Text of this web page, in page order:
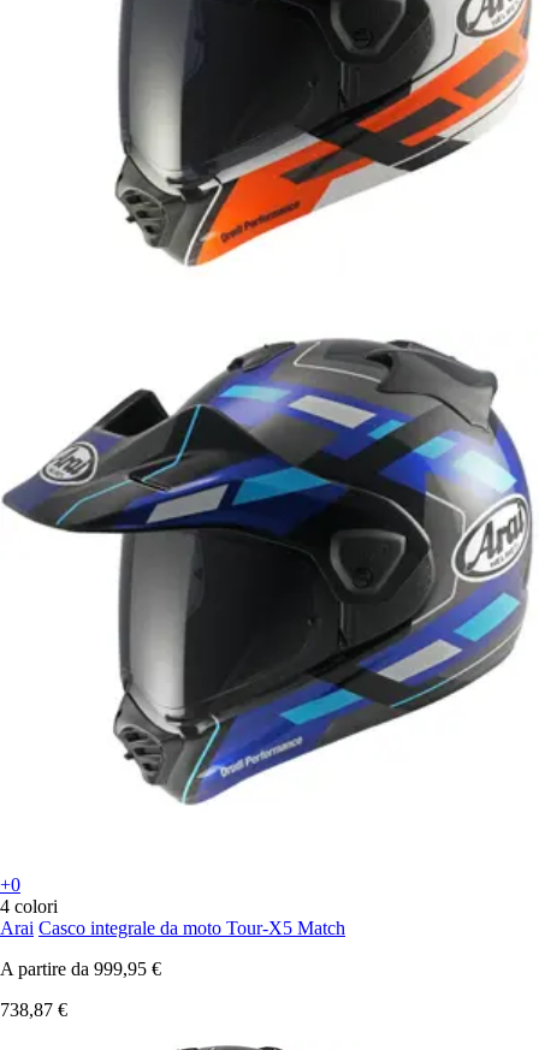
+0
4 colori
Arai Casco integrale da moto Tour-X5 Match
A partire da 999,95 €
738,87 €